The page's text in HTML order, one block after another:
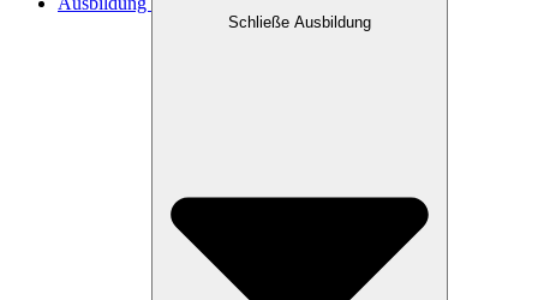
Schließe Ausbildung